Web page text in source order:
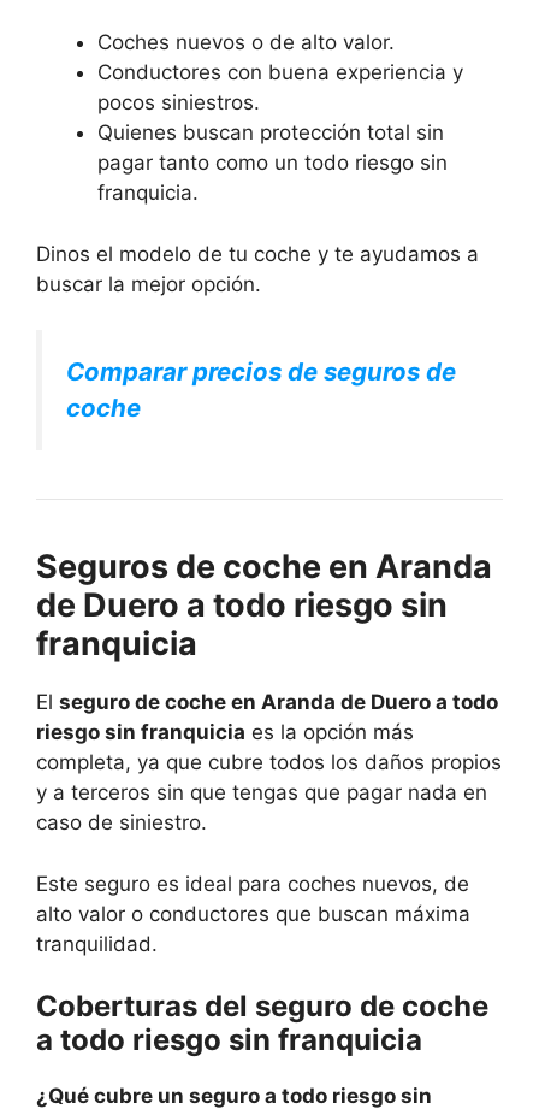
Coches nuevos o de alto valor.
Conductores con buena experiencia y
pocos siniestros.
Quienes buscan protección total sin
pagar tanto como un todo riesgo sin
franquicia.
Dinos el modelo de tu coche y te ayudamos a
buscar la mejor opción.
Comparar precios de seguros de
coche
Seguros de coche en Aranda
de Duero a todo riesgo sin
franquicia
El seguro de coche en Aranda de Duero a todo
riesgo sin franquicia es la opción más
completa, ya que cubre todos los daños propios
y a terceros sin que tengas que pagar nada en
caso de siniestro.
Este seguro es ideal para coches nuevos, de
alto valor o conductores que buscan máxima
tranquilidad.
Coberturas del seguro de coche
a todo riesgo sin franquicia
¿Qué cubre un seguro a todo riesgo sin